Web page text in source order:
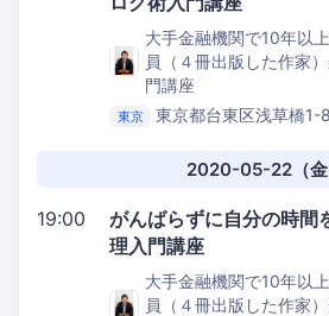
大手金融機関で10年以
員（４冊出版した作家
門講座
東京
東京都台東区浅草橋
2020-05-22（金
19:00
がんばらずに自分の時間
理入門講座
大手金融機関で10年以
員（４冊出版した作家